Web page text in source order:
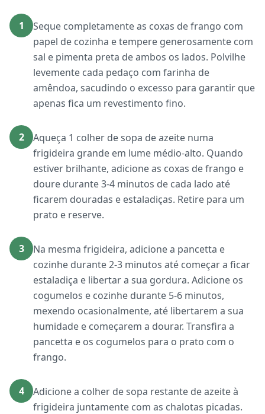
1
Seque completamente as coxas de frango com
papel de cozinha e tempere generosamente com
sal e pimenta preta de ambos os lados. Polvilhe
levemente cada pedaço com farinha de
amêndoa, sacudindo o excesso para garantir que
apenas fica um revestimento fino.
2
Aqueça 1 colher de sopa de azeite numa
frigideira grande em lume médio-alto. Quando
estiver brilhante, adicione as coxas de frango e
doure durante 3-4 minutos de cada lado até
ficarem douradas e estaladiças. Retire para um
prato e reserve.
3
Na mesma frigideira, adicione a pancetta e
cozinhe durante 2-3 minutos até começar a ficar
estaladiça e libertar a sua gordura. Adicione os
cogumelos e cozinhe durante 5-6 minutos,
mexendo ocasionalmente, até libertarem a sua
humidade e começarem a dourar. Transfira a
pancetta e os cogumelos para o prato com o
frango.
4
Adicione a colher de sopa restante de azeite à
frigideira juntamente com as chalotas picadas.